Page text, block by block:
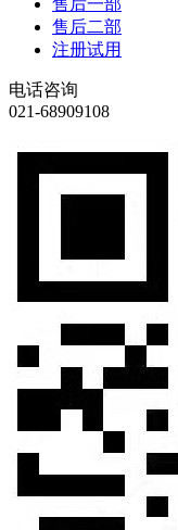
售后二部
注册试用
电话咨询
021-68909108